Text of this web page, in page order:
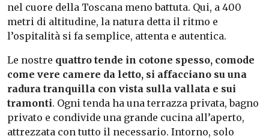
nel cuore della Toscana meno battuta. Qui, a 400
metri di altitudine, la natura detta il ritmo e
l’ospitalità si fa semplice, attenta e autentica.
Le nostre quattro tende in cotone spesso, comode
come vere camere da letto, si affacciano su una
radura tranquilla con vista sulla vallata e sui
tramonti. Ogni tenda ha una terrazza privata, bagno
privato e condivide una grande cucina all’aperto,
attrezzata con tutto il necessario. Intorno, solo